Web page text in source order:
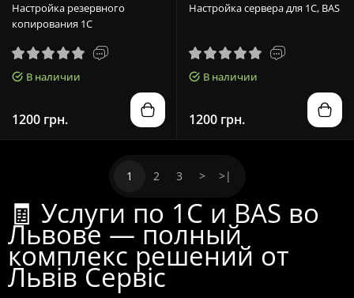
Настройка резервного
копирования 1С
В наличии
1200 грн.
Настройка сервера для 1С, BAS
В наличии
1200 грн.
1 2 3 > >|
🧾 Услуги по 1С и BAS во
Львове — полный
комплекс решений от
Львів Сервіс